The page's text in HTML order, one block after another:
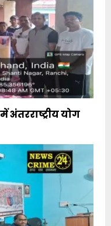
योग